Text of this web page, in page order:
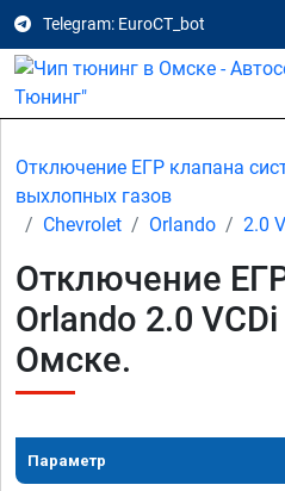
Telegram: EuroCT_bot
Отключение ЕГР клапана
выхлопных газов
Chevrolet
Orlando 2.0
Отключение
Orlando 2.0
Омске.
Параметр